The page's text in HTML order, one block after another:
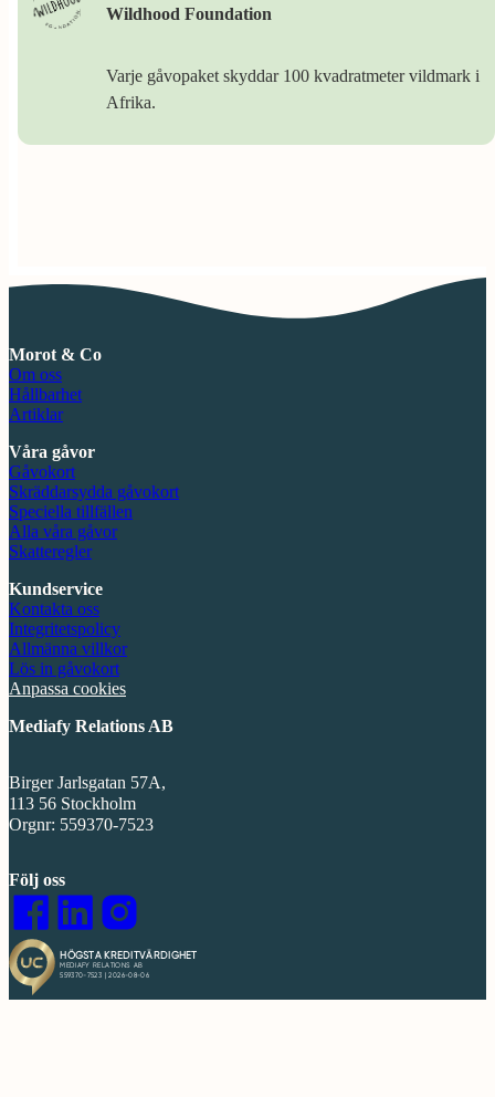
Wildhood Foundation
Varje gåvopaket skyddar 100 kvadratmeter vildmark i
Afrika.
Morot & Co
Om oss
Hållbarhet
Artiklar
Våra gåvor
Gåvokort
Skräddarsydda gåvokort
Speciella tillfällen
Alla våra gåvor
Skatteregler
Kundservice
Kontakta oss
Integritetspolicy
Allmänna villkor
Lös in gåvokort
Anpassa cookies
Mediafy Relations AB
Birger Jarlsgatan 57A,
113 56 Stockholm
Orgnr: 559370-7523
Följ oss